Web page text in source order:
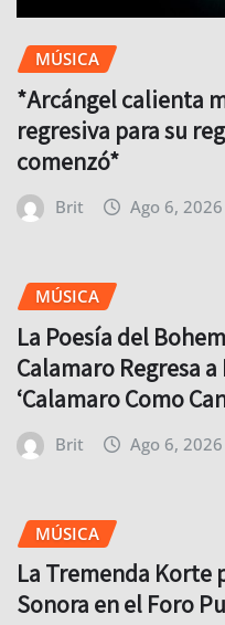
MÚSICA
*Arcángel calienta
regresiva para su
comenzó*
Brit Ago 6, 2026
MÚSICA
La Poesía del
Calamaro Regresa
‘Calamaro Como
Brit Ago 6, 2026
MÚSICA
La Tremenda Korte
Sonora en el Foro